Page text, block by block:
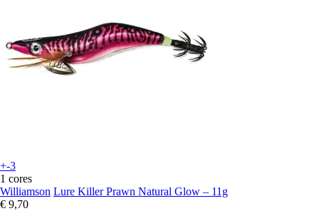
+-3
1 cores
Williamson Lure Killer Prawn Natural Glow – 11g
€ 9,70